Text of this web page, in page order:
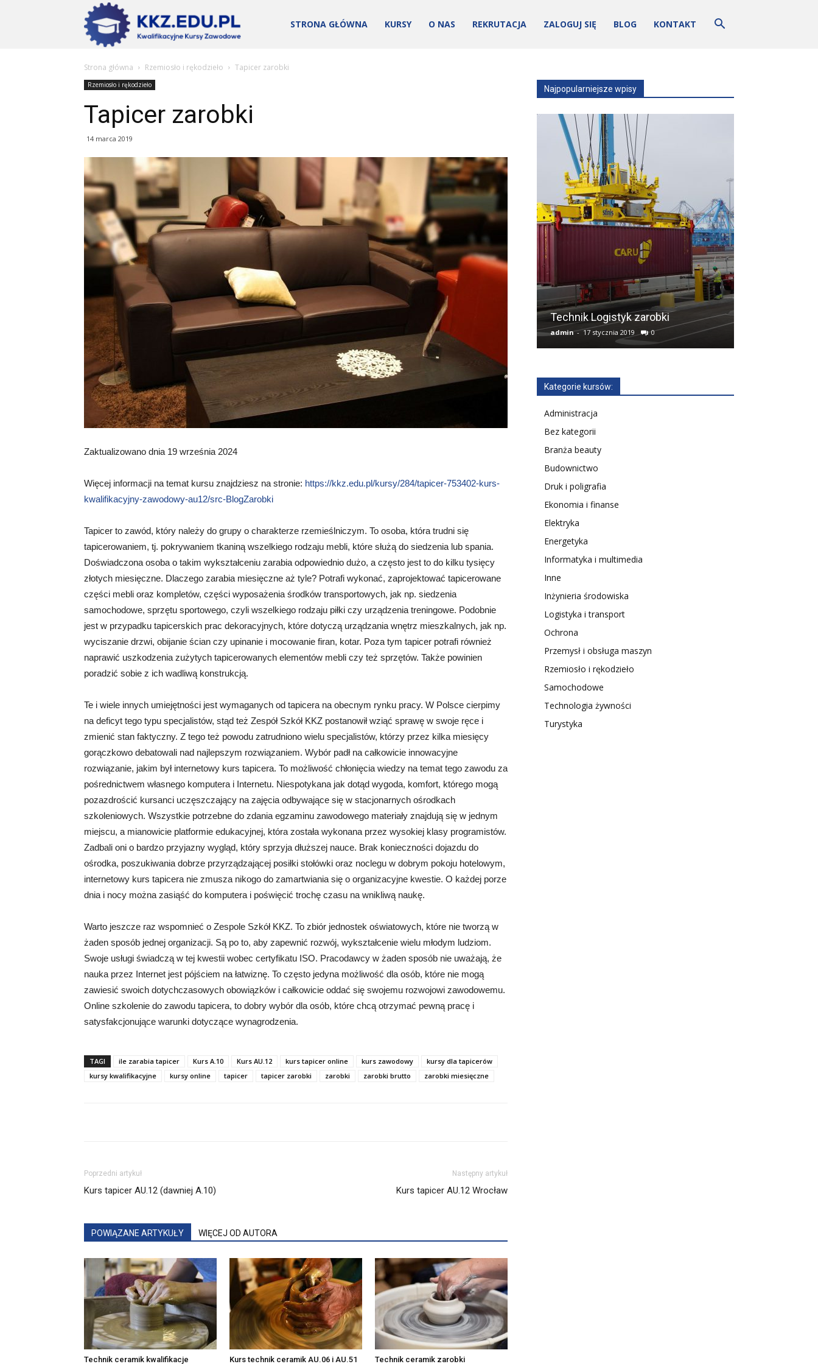
KKZ
–
Aktualności
STRONA GŁÓWNA KURSY O NAS REKRUTACJA ZALOGUJ SIĘ BLOG KONTAKT
Strona główna Rzemiosło i rękodzieło Tapicer zarobki
Rzemiosło i rękodzieło
Tapicer zarobki
14 marca 2019
Zaktualizowano dnia 19 września 2024
Więcej informacji na temat kursu znajdziesz na stronie: https://kkz.edu.pl/kursy/284/tapicer-753402-kurs-
kwalifikacyjny-zawodowy-au12/src-BlogZarobki
Tapicer to zawód, który należy do grupy o charakterze rzemieślniczym. To osoba, która trudni się
tapicerowaniem, tj. pokrywaniem tkaniną wszelkiego rodzaju mebli, które służą do siedzenia lub spania.
Doświadczona osoba o takim wykształceniu zarabia odpowiednio dużo, a często jest to do kilku tysięcy
złotych miesięczne. Dlaczego zarabia miesięczne aż tyle? Potrafi wykonać, zaprojektować tapicerowane
części mebli oraz kompletów, części wyposażenia środków transportowych, jak np. siedzenia
samochodowe, sprzętu sportowego, czyli wszelkiego rodzaju piłki czy urządzenia treningowe. Podobnie
jest w przypadku tapicerskich prac dekoracyjnych, które dotyczą urządzania wnętrz mieszkalnych, jak np.
wyciszanie drzwi, obijanie ścian czy upinanie i mocowanie firan, kotar. Poza tym tapicer potrafi również
naprawić uszkodzenia zużytych tapicerowanych elementów mebli czy też sprzętów. Także powinien
poradzić sobie z ich wadliwą konstrukcją.
Te i wiele innych umiejętności jest wymaganych od tapicera na obecnym rynku pracy. W Polsce cierpimy
na deficyt tego typu specjalistów, stąd też Zespół Szkół KKZ postanowił wziąć sprawę w swoje ręce i
zmienić stan faktyczny. Z tego też powodu zatrudniono wielu specjalistów, którzy przez kilka miesięcy
gorączkowo debatowali nad najlepszym rozwiązaniem. Wybór padł na całkowicie innowacyjne
rozwiązanie, jakim był internetowy kurs tapicera. To możliwość chłonięcia wiedzy na temat tego zawodu za
pośrednictwem własnego komputera i Internetu. Niespotykana jak dotąd wygoda, komfort, którego mogą
pozazdrościć kursanci uczęszczający na zajęcia odbywające się w stacjonarnych ośrodkach
szkoleniowych. Wszystkie potrzebne do zdania egzaminu zawodowego materiały znajdują się w jednym
miejscu, a mianowicie platformie edukacyjnej, która została wykonana przez wysokiej klasy programistów.
Zadbali oni o bardzo przyjazny wygląd, który sprzyja dłuższej nauce. Brak konieczności dojazdu do
ośrodka, poszukiwania dobrze przyrządzającej posiłki stołówki oraz noclegu w dobrym pokoju hotelowym,
internetowy kurs tapicera nie zmusza nikogo do zamartwiania się o organizacyjne kwestie. O każdej porze
dnia i nocy można zasiąść do komputera i poświęcić trochę czasu na wnikliwą naukę.
Warto jeszcze raz wspomnieć o Zespole Szkół KKZ. To zbiór jednostek oświatowych, które nie tworzą w
żaden sposób jednej organizacji. Są po to, aby zapewnić rozwój, wykształcenie wielu młodym ludziom.
Swoje usługi świadczą w tej kwestii wobec certyfikatu ISO. Pracodawcy w żaden sposób nie uważają, że
nauka przez Internet jest pójściem na łatwiznę. To często jedyna możliwość dla osób, które nie mogą
zawiesić swoich dotychczasowych obowiązków i całkowicie oddać się swojemu rozwojowi zawodowemu.
Online szkolenie do zawodu tapicera, to dobry wybór dla osób, które chcą otrzymać pewną pracę i
satysfakcjonujące warunki dotyczące wynagrodzenia.
TAGI ile zarabia tapicer Kurs A.10 Kurs AU.12 kurs tapicer online kurs zawodowy
kursy dla tapicerów
kursy kwalifikacyjne
kursy online tapicer tapicer zarobki zarobki zarobki brutto zarobki miesięczne
Poprzedni artykuł
Kurs tapicer AU.12 (dawniej A.10)
Następny artykuł
Kurs tapicer AU.12 Wrocław
POWIĄZANE ARTYKUŁY WIĘCEJ OD AUTORA
Technik ceramik kwalifikacje
Kurs technik ceramik AU.06 i AU.51
Technik ceramik zarobki
Najpopularniejsze wpisy
Technik Logistyk zarobki
admin - 17 stycznia 2019 0
Kategorie kursów:
Administracja
Bez kategorii
Branża beauty
Budownictwo
Druk i poligrafia
Ekonomia i finanse
Elektryka
Energetyka
Informatyka i multimedia
Inne
Inżynieria środowiska
Logistyka i transport
Ochrona
Przemysł i obsługa maszyn
Rzemiosło i rękodzieło
Samochodowe
Technologia żywności
Turystyka